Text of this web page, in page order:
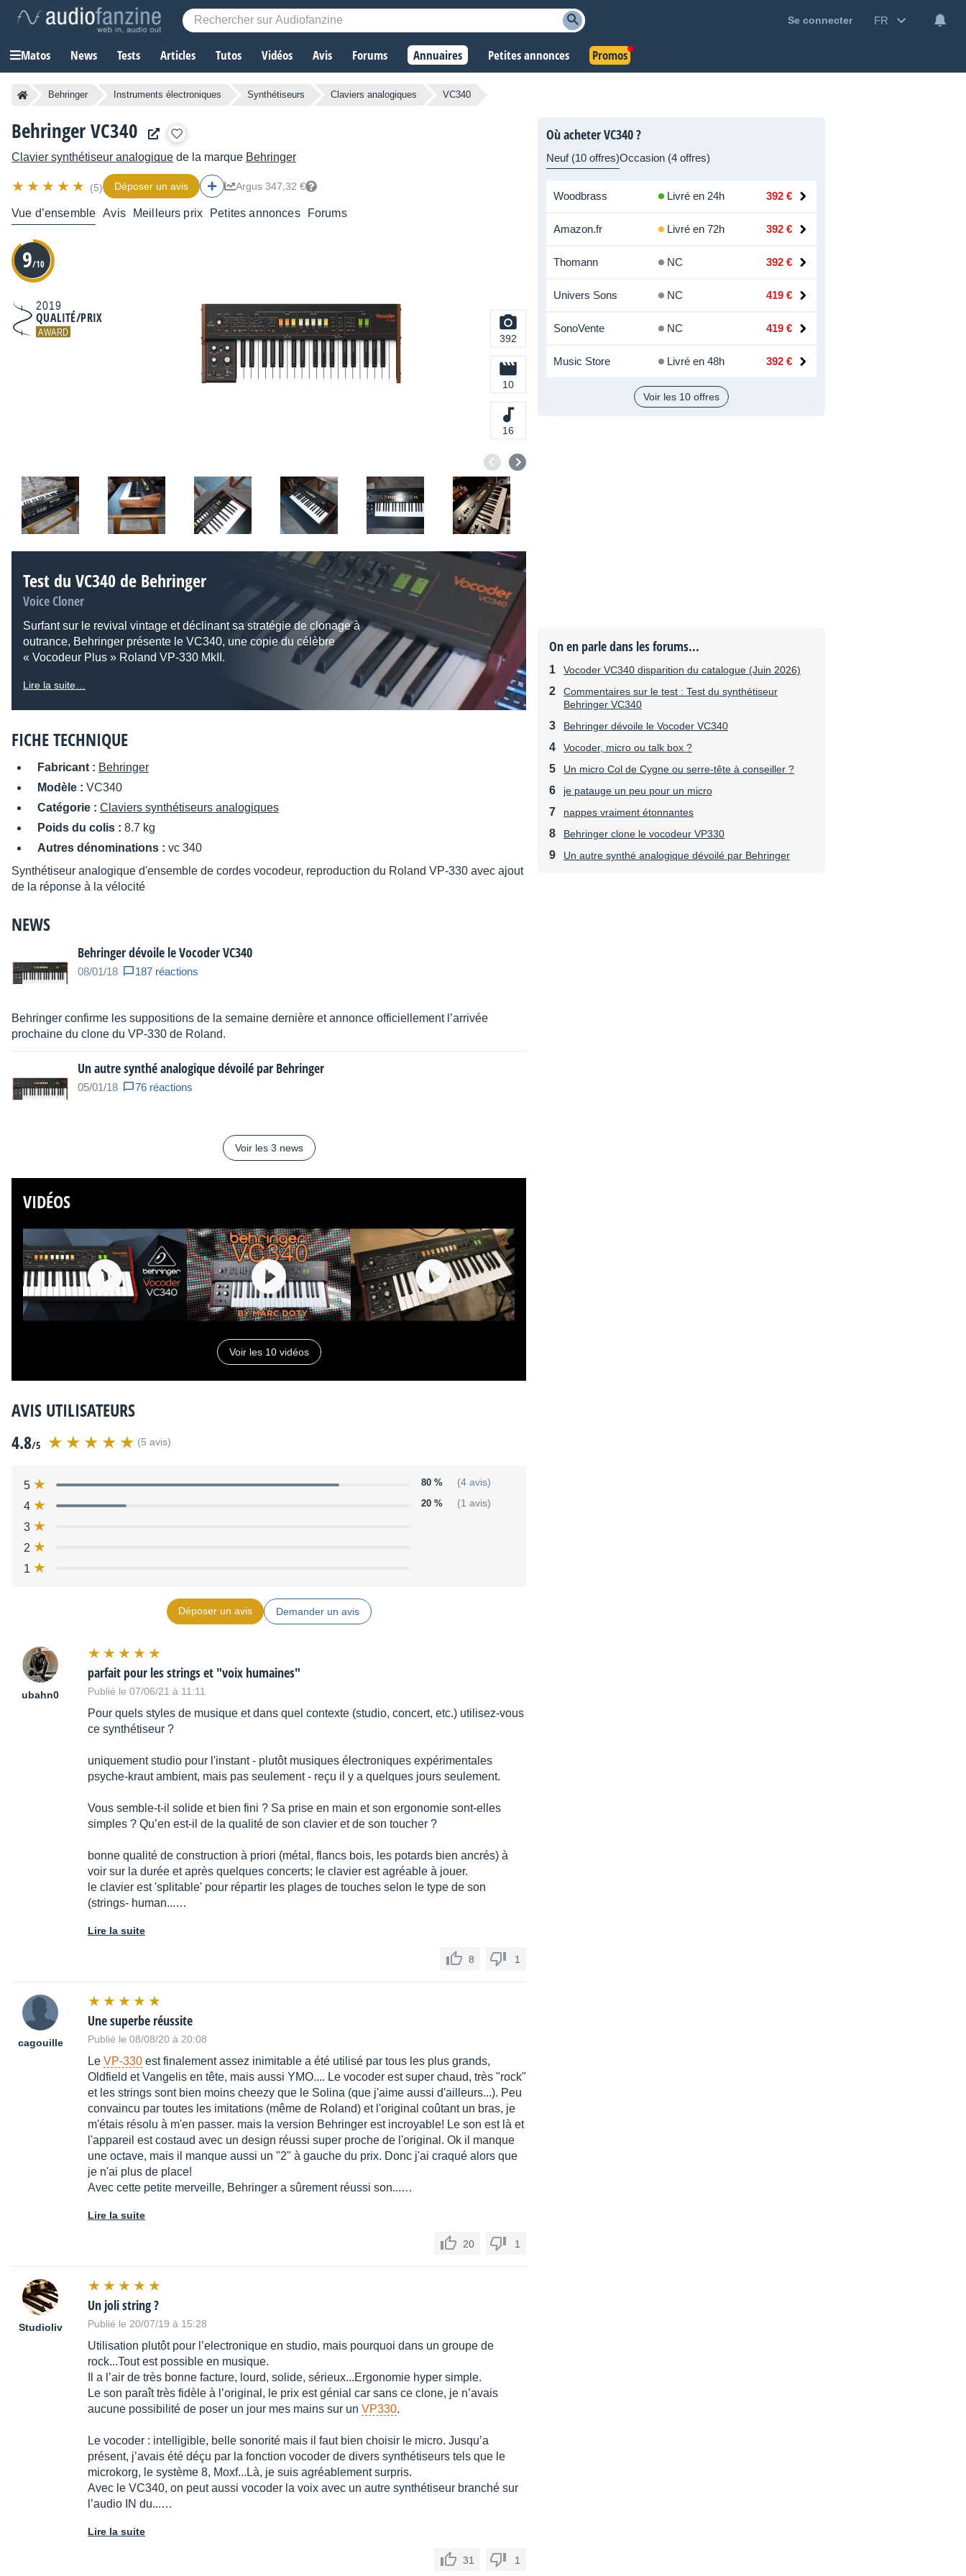
Se connecter FR
Matos News Tests Articles Tutos Vidéos Avis Forums Annuaires Petites annonces Promos
Behringer Instruments électroniques Synthétiseurs Claviers analogiques VC340
Behringer VC340
Clavier synthétiseur analogique de la marque Behringer
(5) Déposer un avis Argus 347,32 €
Vue d’ensemble Avis Meilleurs prix Petites annonces Forums
9/10
2019
QUALITÉ/PRIX
AWARD
392
10
16
Test du VC340 de Behringer
Voice Cloner
Surfant sur le revival vintage et déclinant sa stratégie de clonage à
outrance, Behringer présente le VC340, une copie du célèbre
« Vocodeur Plus » Roland VP-330 MkII.
Lire la suite…
FICHE TECHNIQUE
Fabricant : Behringer
Modèle : VC340
Catégorie : Claviers synthétiseurs analogiques
Poids du colis : 8.7 kg
Autres dénominations : vc 340
Synthétiseur analogique d'ensemble de cordes vocodeur, reproduction du Roland VP-330 avec ajout
de la réponse à la vélocité
NEWS
Behringer dévoile le Vocoder VC340
08/01/18 187 réactions
Behringer confirme les suppositions de la semaine dernière et annonce officiellement l’arrivée
prochaine du clone du VP-330 de Roland.
Un autre synthé analogique dévoilé par Behringer
05/01/18 76 réactions
Voir les 3 news
VIDÉOS
Voir les 10 vidéos
AVIS UTILISATEURS
4.8/5 (5 avis)
5 80 % (4 avis)
4 20 % (1 avis)
3
2
1
Déposer un avis Demander un avis
ubahn0
parfait pour les strings et "voix humaines"
Publié le 07/06/21 à 11:11
Pour quels styles de musique et dans quel contexte (studio, concert, etc.) utilisez-vous
ce synthétiseur ?
uniquement studio pour l'instant - plutôt musiques électroniques expérimentales
psyche-kraut ambient, mais pas seulement - reçu il y a quelques jours seulement.
Vous semble-t-il solide et bien fini ? Sa prise en main et son ergonomie sont-elles
simples ? Qu’en est-il de la qualité de son clavier et de son toucher ?
bonne qualité de construction à priori (métal, flancs bois, les potards bien ancrés) à
voir sur la durée et après quelques concerts; le clavier est agréable à jouer.
le clavier est 'splitable' pour répartir les plages de touches selon le type de son
(strings- human...…
Lire la suite
8 1
cagouille
Une superbe réussite
Publié le 08/08/20 à 20:08
Le VP-330 est finalement assez inimitable a été utilisé par tous les plus grands,
Oldfield et Vangelis en tête, mais aussi YMO.... Le vocoder est super chaud, très "rock"
et les strings sont bien moins cheezy que le Solina (que j'aime aussi d'ailleurs...). Peu
convaincu par toutes les imitations (même de Roland) et l'original coûtant un bras, je
m'étais résolu à m'en passer. mais la version Behringer est incroyable! Le son est là et
l'appareil est costaud avec un design réussi super proche de l'original. Ok il manque
une octave, mais il manque aussi un "2" à gauche du prix. Donc j'ai craqué alors que
je n'ai plus de place!
Avec cette petite merveille, Behringer a sûrement réussi son...…
Lire la suite
20 1
Studioliv
Un joli string ?
Publié le 20/07/19 à 15:28
Utilisation plutôt pour l’electronique en studio, mais pourquoi dans un groupe de
rock...Tout est possible en musique.
Il a l’air de très bonne facture, lourd, solide, sérieux...Ergonomie hyper simple.
Le son paraît très fidèle à l’original, le prix est génial car sans ce clone, je n’avais
aucune possibilité de poser un jour mes mains sur un VP330.
Le vocoder : intelligible, belle sonorité mais il faut bien choisir le micro. Jusqu’a
présent, j’avais été déçu par la fonction vocoder de divers synthétiseurs tels que le
microkorg, le système 8, Moxf...Là, je suis agréablement surpris.
Avec le VC340, on peut aussi vocoder la voix avec un autre synthétiseur branché sur
l’audio IN du...…
Lire la suite
31 1
Où acheter VC340 ?
Neuf (10 offres)Occasion (4 offres)
Woodbrass Livré en 24h 392 €
Amazon.fr Livré en 72h 392 €
Thomann NC 392 €
Univers Sons NC 419 €
SonoVente NC 419 €
Music Store Livré en 48h 392 €
Voir les 10 offres
On en parle dans les forums...
Vocoder VC340 disparition du catalogue (Juin 2026)
Commentaires sur le test : Test du synthétiseur
Behringer VC340
Behringer dévoile le Vocoder VC340
Vocoder, micro ou talk box ?
Un micro Col de Cygne ou serre-tête à conseiller ?
je patauge un peu pour un micro
nappes vraiment étonnantes
Behringer clone le vocodeur VP330
Un autre synthé analogique dévoilé par Behringer